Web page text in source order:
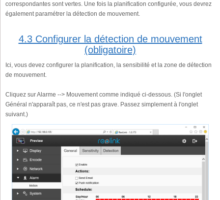
correspondantes sont vertes. Une fois la planification configurée, vous devrez
également paramétrer la détection de mouvement.
4.3 Configurer la détection de mouvement
(obligatoire)
Ici, vous devez configurer la planification, la sensibilité et la zone de détection
de mouvement.
Cliquez sur Alarme --> Mouvement comme indiqué ci-dessous. (Si l'onglet
Général n'apparaît pas, ce n'est pas grave. Passez simplement à l'onglet
suivant.)